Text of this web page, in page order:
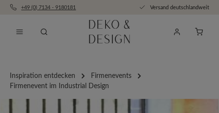
Zum Hauptinhalt springen
+49 (0) 7134 - 9180181 Versand deutschlandweit
Inspiration entdecken
Firmenevents
Firmenevent im Industrial Design
Bildergalerie überspringen